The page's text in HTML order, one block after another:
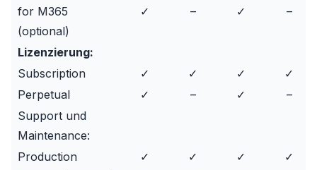
for M365
(optional)
✓ – ✓ –
Lizenzierung:
Subscription
✓ ✓ ✓
✓
Perpetual
✓ – ✓
–
Support und
Maintenance:
Production
✓ ✓ ✓
✓